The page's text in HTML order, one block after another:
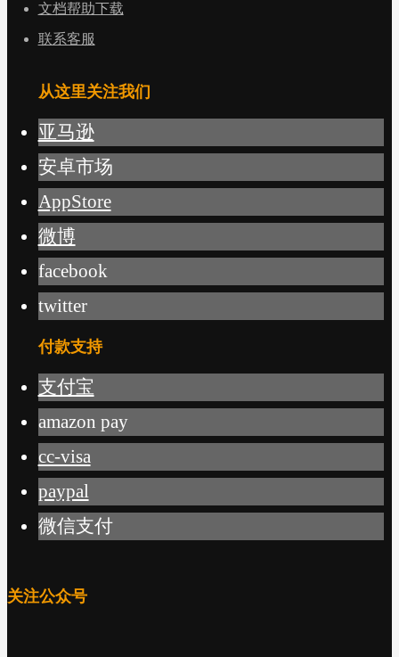
文档帮助下载
联系客服
从这里关注我们
亚马逊
安卓市场
AppStore
微博
facebook
twitter
付款支持
支付宝
amazon pay
cc-visa
paypal
微信支付
关注公众号